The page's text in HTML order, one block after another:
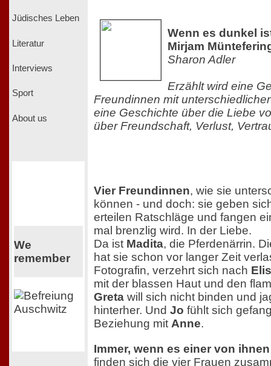
Jüdisches Leben
Literatur
Interviews
Sport
About us
We
remember
Wenn es dunkel
Mirjam
Sharon Adler
Erzählt wird eine
Freundinnen mit
eine Geschichte über die Liebe
über Freundschaft, Verlust,
Vier Freundinnen, wie sie
können - und doch: sie geben
erteilen Ratschläge und fangen
mal brenzlig wird. In der Liebe.
Da ist Madita, die Pferdenärrin.
hat sie schon vor langer Zeit
Fotografin, verzehrt sich nach
mit der blassen Haut und den
Greta will sich nicht binden und
hinterher. Und Jo fühlt sich
Beziehung mit Anne.
Immer, wenn es einer von
finden sich die vier Frauen